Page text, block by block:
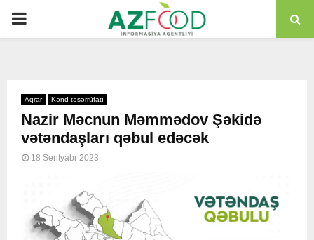
PRIMARY
Aqrar Kənd təsərrüfatı
Nazir Məcnun Məmmədov Şəkidə
vətəndaşları qəbul edəcək
18 Sentyabr 2023